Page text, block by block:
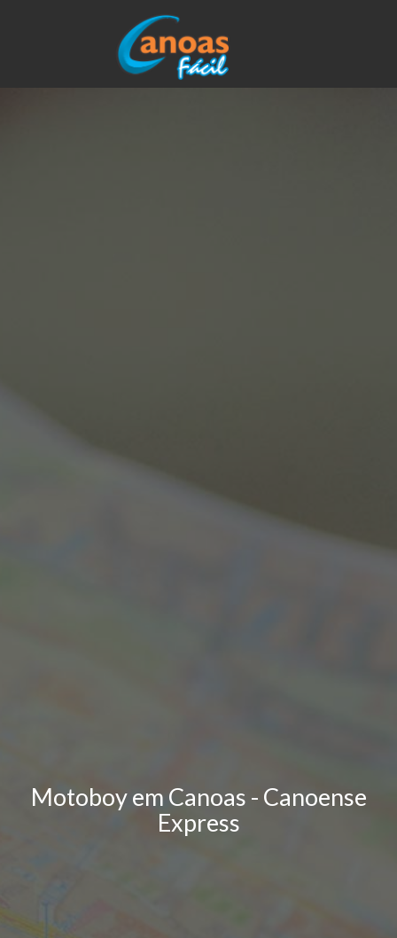
Motoboy em Canoas - Canoense
Express